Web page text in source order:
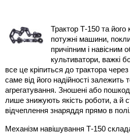
Трактор Т-150 та його
потужні машини,
причіпним і навісним
культиватори, важкі
все це кріпиться до трактора
саме від його надійності залежить
агрегатування. Зношені або
лише знижують якість роботи, а й
відчеплення знаряддя прямо в полі.
Механізм навішування Т-150